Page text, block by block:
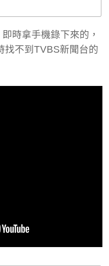
時拿手機錄下來的，
找不到TVBS新聞台的